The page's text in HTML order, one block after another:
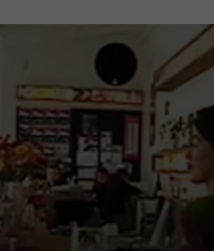
Mach mit: «Be Part of the Art»!